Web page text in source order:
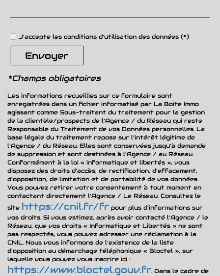
Taxe habitation
14,09 %
Taxe foncière
20,54 %
Habitants de moins de 25
Habitants de plus de 55 ans
31,85 %
Nombre d'enfants par famille
0,90
Familles sans enfant
50,44 %
Familles avec 1 ou 2 enfants
20,41 %
Maisons
45,52 %
Appartements
54,48 %
Familles avec 3 enfants
6,80 %
J'accepte les conditions d'utilisation des données (*)
Envoyer
*Champs obligatoires
Les informations recueillies sur ce formulaire sont
enregistrées dans un fichier informatisé par La Boite Immo
agissant comme Sous-traitant du traitement pour la gestion
de la clientèle/prospects de l'Agence / du Réseau qui reste
Responsable du Traitement de vos Données personnelles. La
base légale du traitement repose sur l'intérêt légitime de
l'Agence / du Réseau. Elles sont conservées jusqu'à demande
de suppression et sont destinées à l'Agence / au Réseau.
Conformément à la loi « informatique et libertés », vous
disposez des droits d’accès, de rectification, d’effacement,
d’opposition, de limitation et de portabilité de vos données.
Vous pouvez retirer votre consentement à tout moment en
contactant directement l’Agence / Le Réseau. Consultez le
site https://cnil.fr/fr pour plus d’informations sur
vos droits. Si vous estimez, après avoir contacté l'Agence / le
Réseau, que vos droits « Informatique et Libertés » ne sont
pas respectés, vous pouvez adresser une réclamation à la
CNIL. Nous vous informons de l’existence de la liste
d'opposition au démarchage téléphonique « Bloctel », sur
laquelle vous pouvez vous inscrire ici :
https://www.bloctel.gouv.fr. Dans le cadre de